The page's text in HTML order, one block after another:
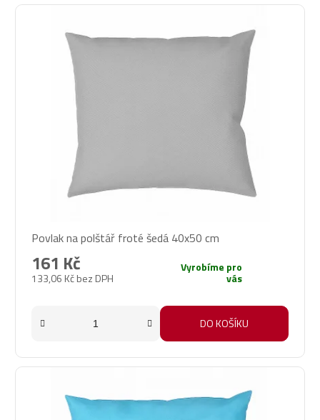
Povlak na polštář froté šedá 40x50 cm
133,06 Kč bez DPH
161 Kč Vyrobíme pro
vás
DO KOŠÍKU